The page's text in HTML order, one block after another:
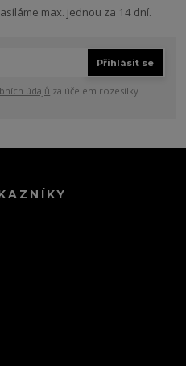
max. jednou za 14 dní.
Přihlásit se
údajů za účelem rozesílky